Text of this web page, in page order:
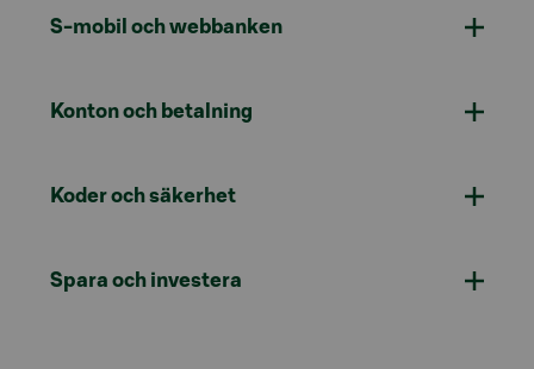
S-mobil och webbanken
Konton och betalning
Koder och säkerhet
Spara och investera